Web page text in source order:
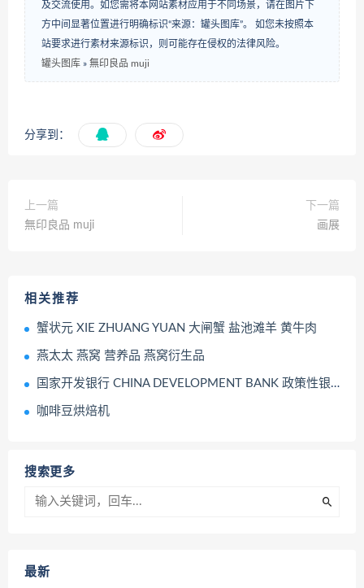
及交流使用。如您需将本网站素材应用于不同场景，请在图片下
方中间显著位置进行明确标识“来源：罐头图库”。 如您未按照本
站要求进行素材来源标识，则可能存在侵权的法律风险。
罐头图库 » 無印良品 muji
分享到：
上一篇
無印良品 muji
下一篇
画展
相关推荐
蟹状元 XIE ZHUANG YUAN 大闸蟹 盐池滩羊 黄牛肉
燕太太 燕窝 营养品 燕窝衍生品
国家开发银行 CHINA DEVELOPMENT BANK 政策性银行
咖啡豆烘焙机
搜索更多
最新